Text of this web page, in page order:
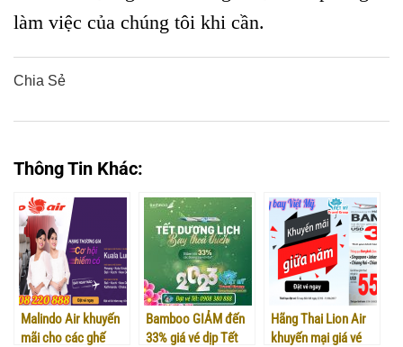
làm việc của chúng tôi khi cần.
Chia Sẻ
Thông Tin Khác:
Malindo Air khuyến
mãi cho các ghế
Bamboo GIẢM đến
33% giá vé dịp Tết
Hãng Thai Lion Air
khuyến mại giá vé